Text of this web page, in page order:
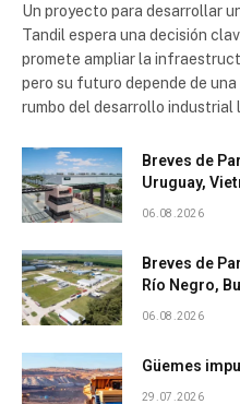
Un proyecto para desarrollar
Tandil espera una decisión
promete ampliar la
pero su futuro depende de
rumbo del desarrollo industrial
Breves de
Uruguay,
06.08.2026
Breves de
Río Negro,
06.08.2026
Güemes
29.07.2026